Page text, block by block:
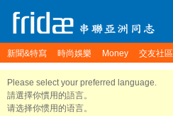
新聞&特寫 時尚娛樂 Money 交友社區
Please select your preferred language.
請選擇你慣用的語言。
请选择你惯用的语言。